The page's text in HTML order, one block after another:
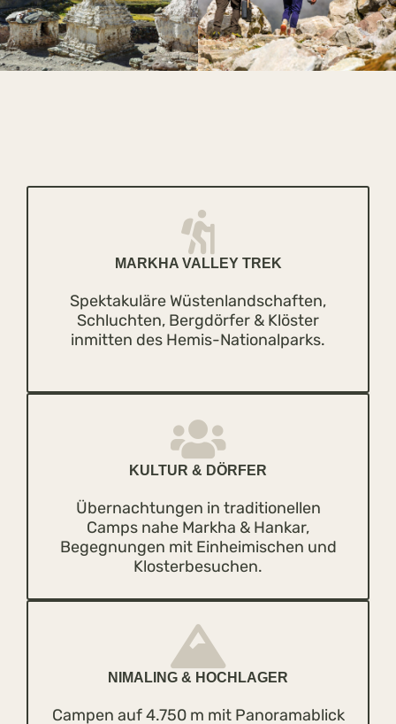
MARKHA VALLEY TREK
Spektakuläre Wüstenlandschaften,
Schluchten, Bergdörfer & Klöster
inmitten des Hemis-Nationalparks.
KULTUR & DÖRFER
Übernachtungen in traditionellen
Camps nahe Markha & Hankar,
Begegnungen mit Einheimischen und
Klosterbesuchen.
NIMALING & HOCHLAGER
Campen auf 4.750 m mit Panoramablick